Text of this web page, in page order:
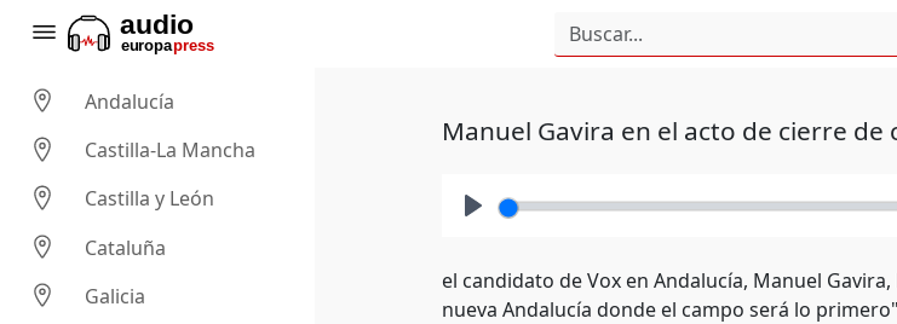
Andalucía
Castilla-La Mancha
Castilla y León
Cataluña
Galicia
Manuel Gavira en el acto de cierre de
el candidato de Vox en Andalucía, Manuel
nueva Andalucía donde el campo será lo